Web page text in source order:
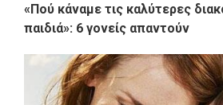
«Πού κάναμε τις καλύτερες
παιδιά»: 6 γονείς απαντούν